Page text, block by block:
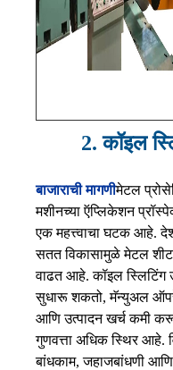
2. कॉइल
बाजाराची मागणीमेटल
मशीनच्या ऍप्लिकेशन
एक महत्त्वाचा घटक आहे.
सतत विकासामुळे मेटल
वाढत आहे. कॉइल स्लिटिंग
सुधारू शकतो, मॅन्युअल
आणि उत्पादन खर्च कमी
गुणवत्ता अधिक स्थिर आहे.
बांधकाम, जहाजबांधणी